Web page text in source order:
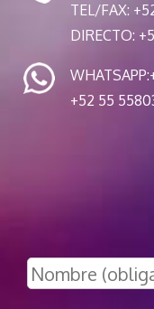
TEL/FAX:
DIRECTO:
WHATSAPP:
+52 55